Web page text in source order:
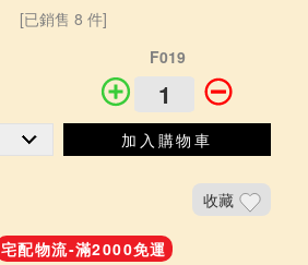
[已銷售 8 件]
F019
加入購物車
收藏
宅配物流-滿2000免運